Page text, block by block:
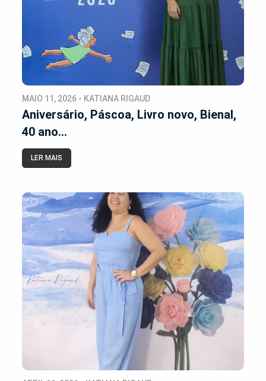
MAIO 11, 2026 - KATIANA RIGAUD
Aniversário, Páscoa, Livro novo, Bienal,
40 ano...
LER MAIS